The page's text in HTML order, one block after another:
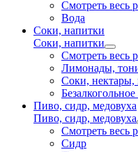
Смотреть весь
Вода
Соки, напитки
Соки, напитки
Смотреть весь
Лимонады,
Соки, нектары,
Пиво, сидр, медовуха
Пиво, сидр, медовуха
Смотреть весь
Сидр